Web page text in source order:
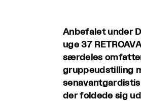
Anbefalet under
uge 37
særdeles
gruppeudstilling
der foldede sig